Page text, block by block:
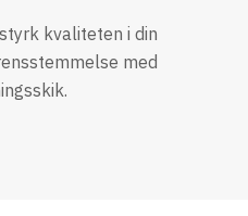
kvaliteten i din
med